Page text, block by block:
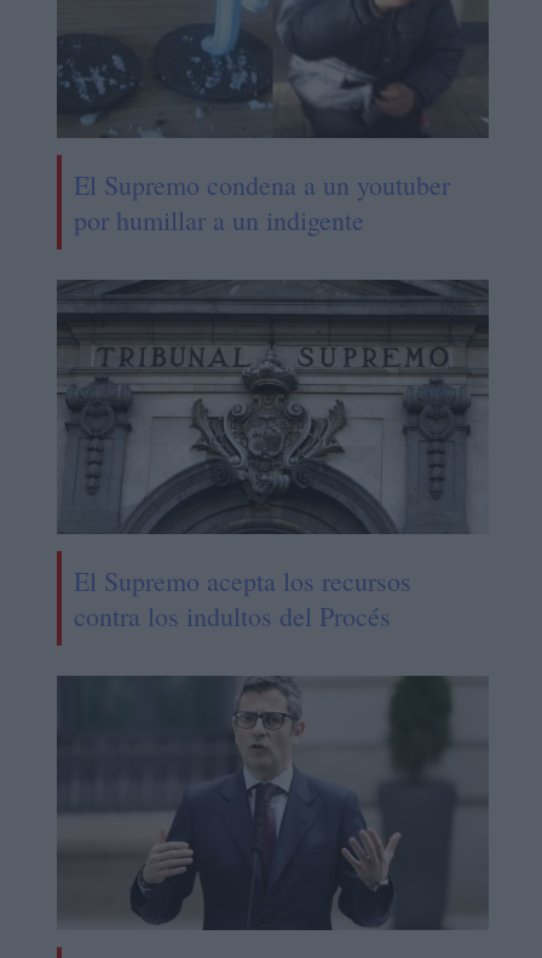
El Supremo condena a un youtuber
por humillar a un indigente
El Supremo acepta los recursos
contra los indultos del Procés